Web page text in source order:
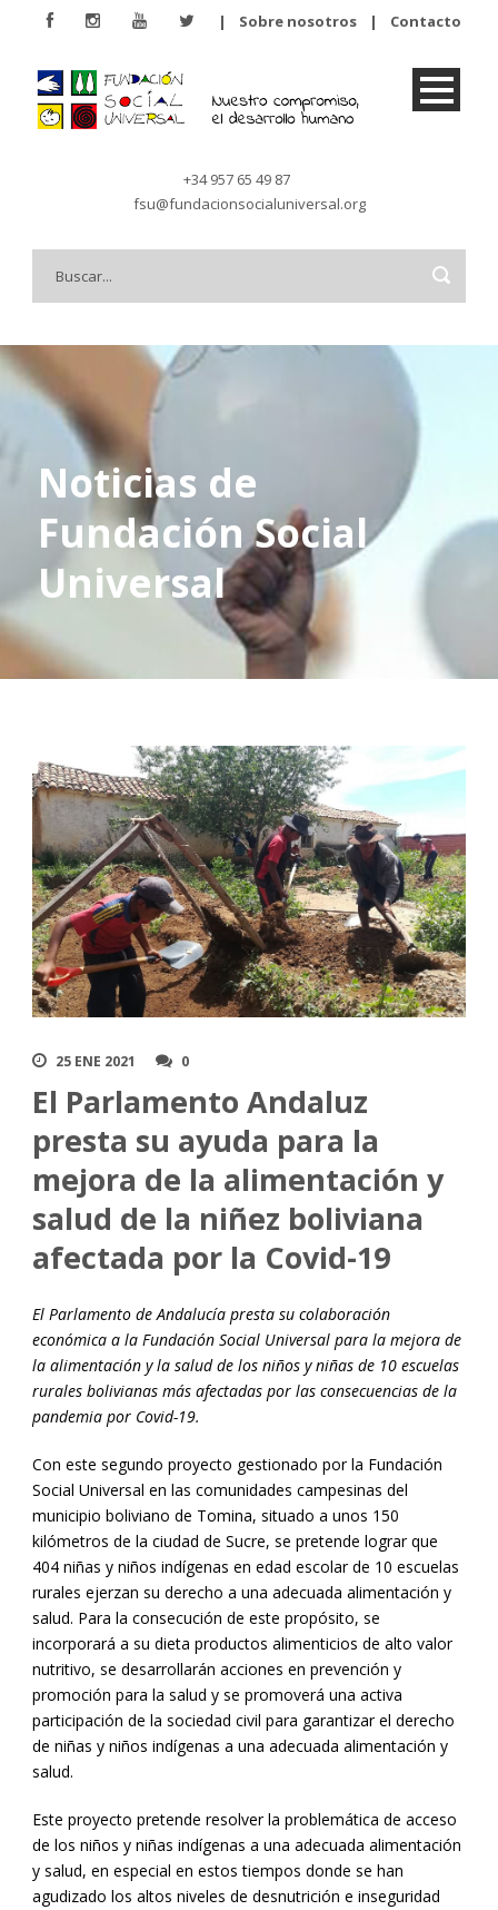
| Sobre nosotros | Contacto
+34 957 65 49 87
fsu@fundacionsocialuniversal.org
Noticias de
Fundación Social
Universal
25 ENE 2021 0
El Parlamento Andaluz
presta su ayuda para la
mejora de la alimentación y
salud de la niñez boliviana
afectada por la Covid-19
El Parlamento de Andalucía presta su colaboración
económica a la Fundación Social Universal para la mejora de
la alimentación y la salud de los niños y niñas de 10 escuelas
rurales bolivianas más afectadas por las consecuencias de la
pandemia por Covid-19.
Con este segundo proyecto gestionado por la Fundación
Social Universal en las comunidades campesinas del
municipio boliviano de Tomina, situado a unos 150
kilómetros de la ciudad de Sucre, se pretende lograr que
404 niñas y niños indígenas en edad escolar de 10 escuelas
rurales ejerzan su derecho a una adecuada alimentación y
salud. Para la consecución de este propósito, se
incorporará a su dieta productos alimenticios de alto valor
nutritivo, se desarrollarán acciones en prevención y
promoción para la salud y se promoverá una activa
participación de la sociedad civil para garantizar el derecho
de niñas y niños indígenas a una adecuada alimentación y
salud.
Este proyecto pretende resolver la problemática de acceso
de los niños y niñas indígenas a una adecuada alimentación
y salud, en especial en estos tiempos donde se han
agudizado los altos niveles de desnutrición e inseguridad